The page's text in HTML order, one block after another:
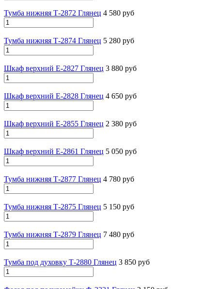
Тумба нижняя Т-2872 Глянец 4 580 руб
Тумба нижняя Т-2874 Глянец 5 280 руб
Шкаф верхний Е-2827 Глянец 3 880 руб
Шкаф верхний Е-2828 Глянец 4 650 руб
Шкаф верхний Е-2855 Глянец 2 380 руб
Шкаф верхний Е-2861 Глянец 5 050 руб
Тумба нижняя Т-2877 Глянец 4 780 руб
Тумба нижняя Т-2875 Глянец 5 150 руб
Тумба нижняя Т-2879 Глянец 7 480 руб
Тумба под духовку Т-2880 Глянец 3 850 руб